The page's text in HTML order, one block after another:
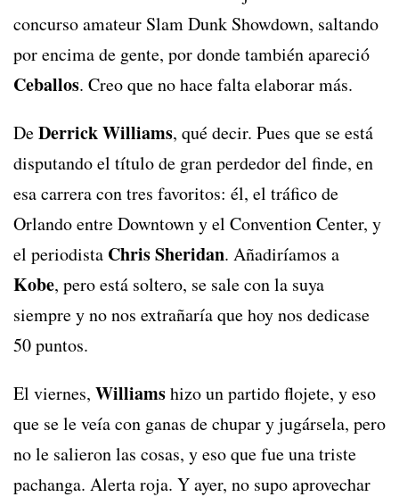
concurso amateur Slam Dunk Showdown, saltando
por encima de gente, por donde también apareció
Ceballos. Creo que no hace falta elaborar más.
DeDerrick Williams, qué decir. Pues que se está
disputando el título de gran perdedor del finde, en
esa carrera con tres favoritos: él, el tráfico de
Orlando entre Downtown y el Convention Center, y
el periodista Chris Sheridan. Añadiríamos a
Kobe, pero está soltero, se sale con la suya
siempre y no nos extrañaría que hoy nos dedicase
50 puntos.
El viernes, Williamshizo un partido flojete, y eso
que se le veía con ganas de chupar y jugársela, pero
no le salieron las cosas, y eso que fue una triste
pachanga. Alerta roja. Y ayer, no supo aprovechar